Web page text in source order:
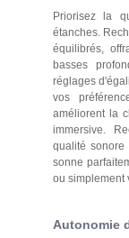
Priorisez la
étanches.
équilibrés,
basses
réglages
vos
améliorent la
immersive.
qualité sonore
sonne
ou simplement
Autonomie